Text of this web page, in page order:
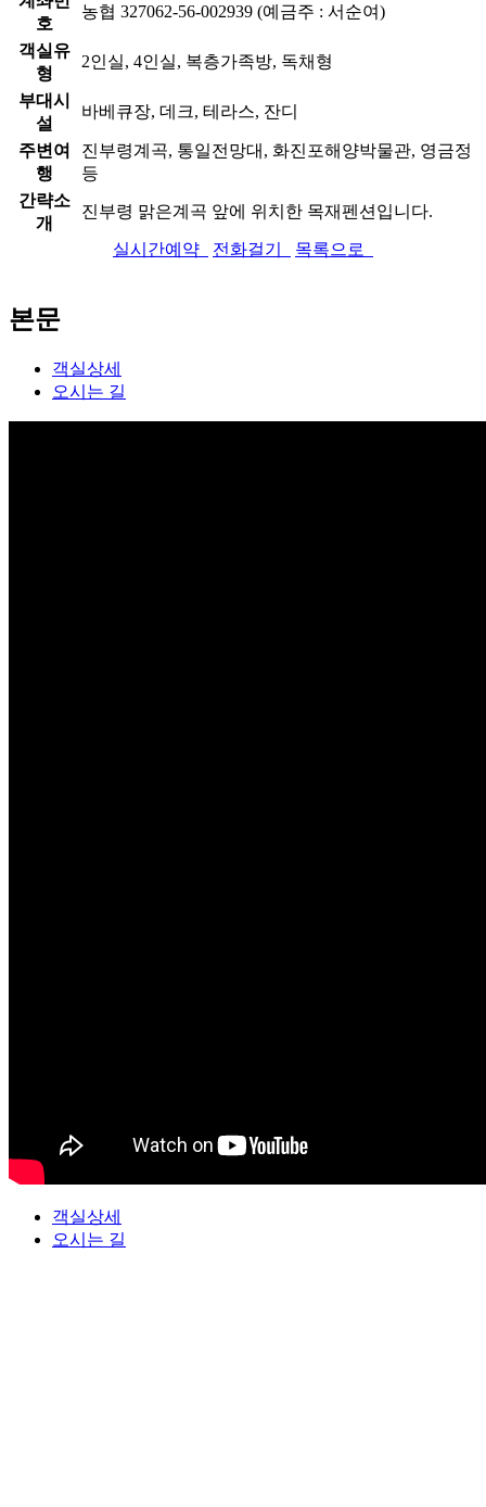
호
농협 327062-56-002939 (예금주 : 서순여)
객실유
형
2인실, 4인실, 복층가족방, 독채형
부대시
설
바베큐장, 데크, 테라스, 잔디
주변여
행
진부령계곡, 통일전망대, 화진포해양박물관, 영금정
등
간략소
개
진부령 맑은계곡 앞에 위치한 목재펜션입니다.
실시간예약 전화걸기 목록으로
본문
객실상세
오시는 길
객실상세
오시는 길